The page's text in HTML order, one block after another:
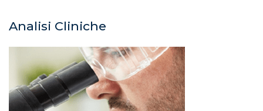
Analisi Cliniche